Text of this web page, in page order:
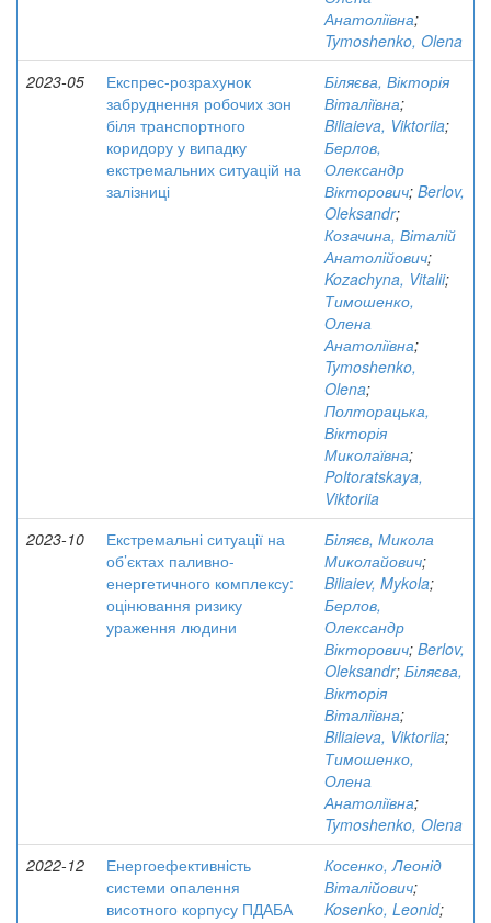
Анатоліївна;
Tymoshenko, Olena
2023-05
Експрес-розрахунок
забруднення робочих зон
біля транспортного
коридору у випадку
екстремальних ситуацій на
залізниці
Біляєва, Вікторія
Віталіївна;
Biliaieva, Viktoriia;
Берлов,
Олександр
Вікторович; Berlov,
Oleksandr;
Козачина, Віталій
Анатолійович;
Kozachyna, Vitalii;
Тимошенко,
Олена
Анатоліївна;
Tymoshenko,
Olena;
Полторацька,
Вікторія
Миколаївна;
Poltoratskaya,
Viktoriia
2023-10
Екстремальні ситуації на
об’єктах паливно-
енергетичного комплексу:
оцінювання ризику
ураження людини
Біляєв, Микола
Миколайович;
Biliaiev, Mykola;
Берлов,
Олександр
Вікторович; Berlov,
Oleksandr; Біляєва,
Вікторія
Віталіївна;
Biliaieva, Viktoriia;
Тимошенко,
Олена
Анатоліївна;
Tymoshenko, Olena
2022-12
Енергоефективність
системи опалення
висотного корпусу ПДАБА
Косенко, Леонід
Віталійович;
Kosenko, Leonid;